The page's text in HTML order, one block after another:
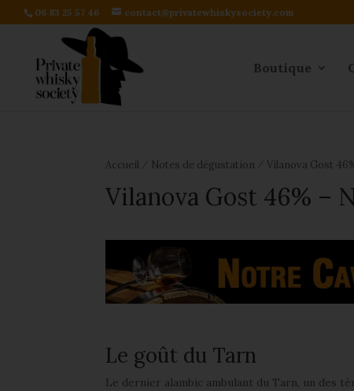
06 83 25 57 46 contact@privatewhiskysociety.com
Boutique
Accueil Notes de dégustation Vilanova Gost
Vilanova Gost 46% –
Le goût du Tarn
Le dernier alambic ambulant du Tarn, un des